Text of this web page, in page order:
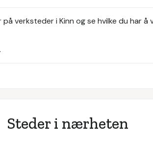
verksteder i Kinn og se hvilke du har å
Steder i nærheten